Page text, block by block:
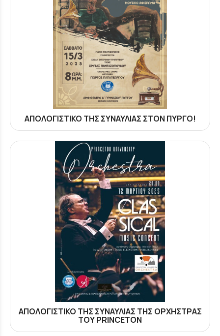
ΑΠΟΛΟΓΙΣΤΙΚΟ ΤΗΣ ΣΥΝΑΥΛΙΑΣ ΣΤΟΝ ΠΥΡΓΟ!
ΑΠΟΛΟΓΙΣΤΙΚΟ ΤΗΣ ΣΥΝΑΥΛΙΑΣ ΤΗΣ ΟΡΧΗΣΤΡΑΣ
ΤΟΥ PRINCETON